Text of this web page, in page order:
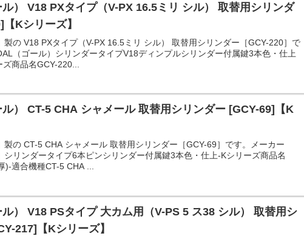
） V18 PXタイプ（V-PX 16.5ミリ シル） 取替用シリンダ
Kシリーズ】
製の V18 PXタイプ（V-PX 16.5ミリ シル） 取替用シリンダー［GCY-220］で
（ゴール）シリンダータイプV18ディンプルシリンダー付属鍵3本色・仕上
商品名GCY-220...
） CT-5 CHA シャメール 取替用シリンダー [GCY-69]【K
製の CT-5 CHA シャメール 取替用シリンダー［GCY-69］です。メーカー
シリンダータイプ6本ピンシリンダー付属鍵3本色・仕上-Kシリーズ商品名
)-適合機種CT-5 CHA ...
） V18 PSタイプ 大カム用（V-PS 5 ス38 シル） 取替用シ
217]【Kシリーズ】